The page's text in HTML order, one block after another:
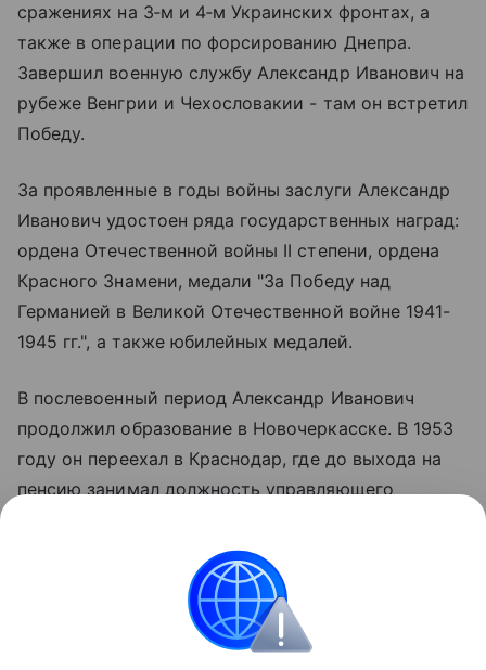
сражениях на 3‑м и 4‑м Украинских фронтах, а
также в операции по форсированию Днепра.
Завершил военную службу Александр Иванович на
рубеже Венгрии и Чехословакии - там он встретил
Победу.
За проявленные в годы войны заслуги Александр
Иванович удостоен ряда государственных наград:
ордена Отечественной войны II степени, ордена
Красного Знамени, медали "За Победу над
Германией в Великой Отечественной войне 1941-
1945 гг.", а также юбилейных медалей.
В послевоенный период Александр Иванович
продолжил образование в Новочеркасске. В 1953
году он переехал в Краснодар, где до выхода на
пенсию занимал должность управляющего
"Желаю Александру Ивановичу крепкого здоровья,
бодрости духа и благополучия!" - написал
Вениамин Кондратьев.